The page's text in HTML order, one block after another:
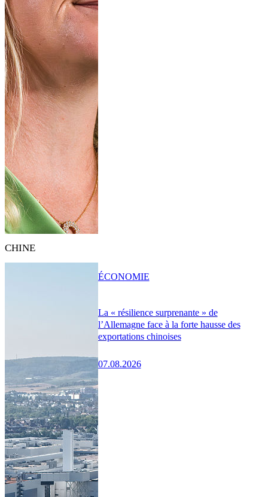
CHINE
La « résilience surprenante » de
l’Allemagne face à la forte hausse des
exportations chinoises
07.08.2026
ÉCONOMIE